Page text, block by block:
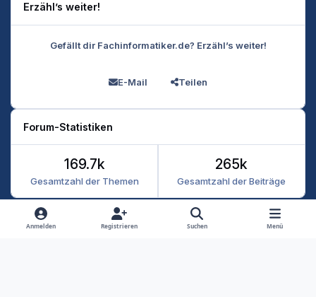
Erzähl’s weiter!
Gefällt dir Fachinformatiker.de? Erzähl’s weiter!
E-Mail Teilen
Forum-Statistiken
Gesamtzahl der Themen
169.7k
Gesamtzahl der Beiträge
265k
Heller Modus
Dunkler Modus
Systemeinstellung
Anmelden Registrieren Suchen Menü